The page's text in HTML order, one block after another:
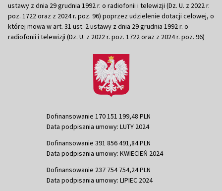
ustawy z dnia 29 grudnia 1992 r. o radiofonii i telewizji (Dz. U. z 2022 r.
poz. 1722 oraz z 2024 r. poz. 96) poprzez udzielenie dotacji celowej, o
której mowa w art. 31 ust. 2 ustawy z dnia 29 grudnia 1992 r. o
radiofonii i telewizji (Dz. U. z 2022 r. poz. 1722 oraz z 2024 r. poz. 96)
Dofinansowanie 170 151 199,48 PLN
Data podpisania umowy: LUTY 2024
Dofinansowanie 391 856 491,84 PLN
Data podpisania umowy: KWIECIEŃ 2024
Dofinansowanie 237 754 754,24 PLN
Data podpisania umowy: LIPIEC 2024